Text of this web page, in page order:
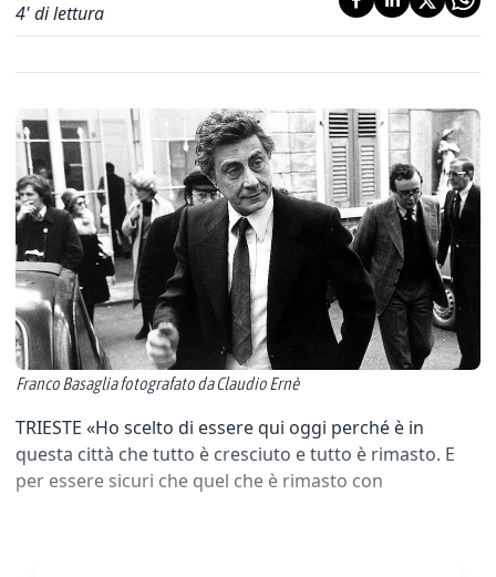
4' di lettura
Franco Basaglia fotografato da Claudio Ernè
TRIESTE «Ho scelto di essere qui oggi perché è in
questa città che tutto è cresciuto e tutto è rimasto. E
per essere sicuri che quel che è rimasto con